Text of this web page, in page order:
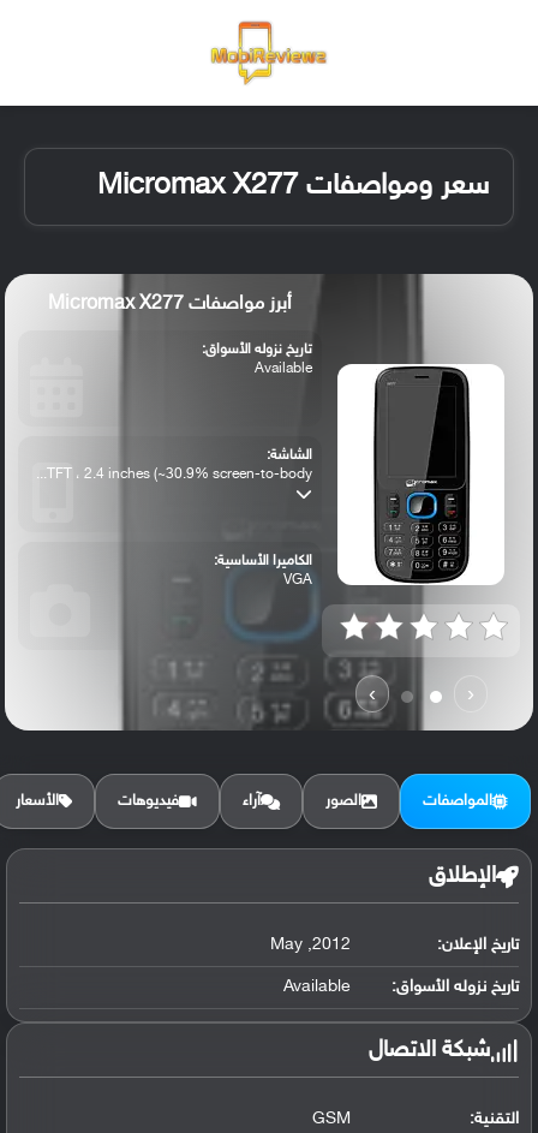
سعر ومواصفات Micromax X277
‹
›
أبرز مواصفات Micromax X277
تاريخ نزوله الأسواق:
Available
الشاشة:
TFT ، 2.4 inches (~30.9% screen-to-body...
الكاميرا الأساسية:
VGA
المواصفات الصور آراء فيديوهات الأسعار
الإطلاق
تاريخ الإعلان: 2012, May
تاريخ نزوله الأسواق: Available
شبكة الاتصال
التقنية: GSM